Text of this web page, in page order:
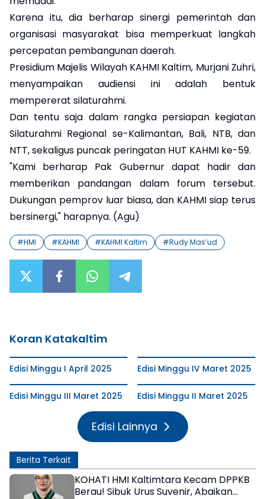
Karena itu, dia berharap sinergi pemerintah dan
organisasi masyarakat bisa memperkuat langkah
percepatan pembangunan daerah.
Presidium Majelis Wilayah KAHMI Kaltim, Murjani Zuhri,
menyampaikan audiensi ini adalah bentuk
mempererat silaturahmi.
Dan tentu saja dalam rangka persiapan kegiatan
Silaturahmi Regional se-Kalimantan, Bali, NTB, dan
NTT, sekaligus puncak peringatan HUT KAHMI ke-59.
"Kami berharap Pak Gubernur dapat hadir dan
memberikan pandangan dalam forum tersebut.
Dukungan pemprov luar biasa, dan KAHMI siap terus
bersinergi," harapnya. (Agu)
#HMI #KAHMI #KAHMI Kaltim #Rudy Mas’ud
Koran Katakaltim
Edisi Minggu I April 2025 Edisi Minggu IV Maret 2025
Edisi Minggu III Maret 2025 Edisi Minggu II Maret 2025
Edisi Lainnya
Berita Terkait
KOHATI HMI Kaltimtara Kecam DPPKB
Berau! Sibuk Urus Suvenir, Abaikan